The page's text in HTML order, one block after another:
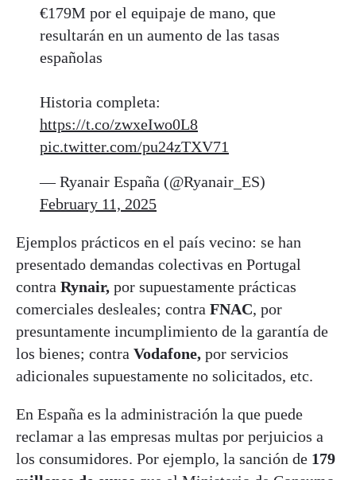
€179M por el equipaje de mano, que
resultarán en un aumento de las tasas
españolas
Historia completa:
https://t.co/zwxeIwo0L8
pic.twitter.com/pu24zTXV71
— Ryanair España (@Ryanair_ES)
February 11, 2025
Ejemplos prácticos en el país vecino: se han
presentado demandas colectivas en Portugal
contra Rynair, por supuestamente prácticas
comerciales desleales; contra FNAC, por
presuntamente incumplimiento de la garantía de
los bienes; contra Vodafone, por servicios
adicionales supuestamente no solicitados, etc.
En España es la administración la que puede
reclamar a las empresas multas por perjuicios a
los consumidores. Por ejemplo, la sanción de 179